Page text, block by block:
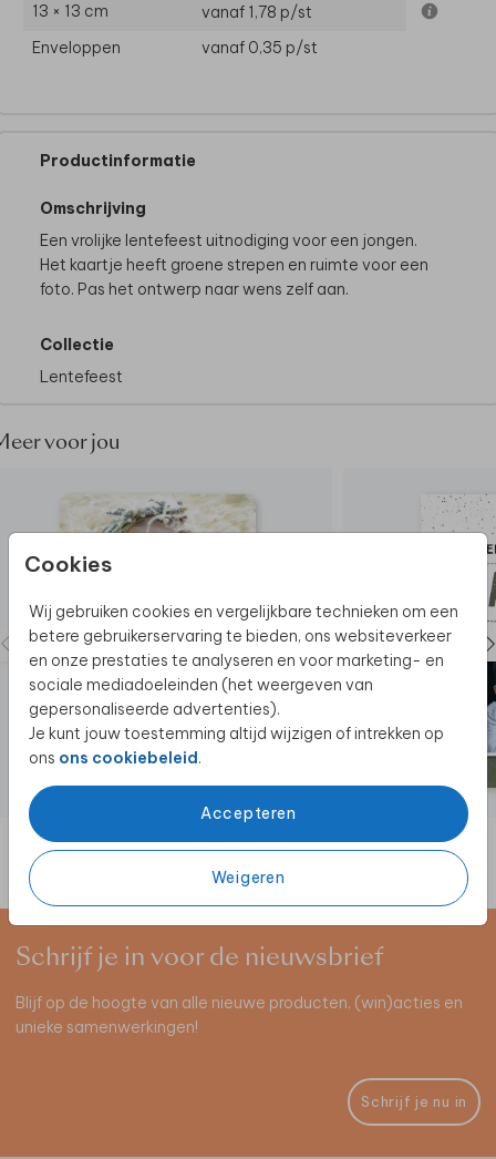
Cookies
Wij gebruiken cookies en vergelijkbare technieken om een
betere gebruikerservaring te bieden, ons websiteverkeer
en onze prestaties te analyseren en voor marketing- en
sociale mediadoeleinden (het weergeven van
gepersonaliseerde advertenties).
Je kunt jouw toestemming altijd wijzigen of intrekken op
ons ons cookiebeleid.
Accepteren
Weigeren
13 × 13 cm
vanaf 1,78 p/st
Enveloppen
vanaf 0,35 p/st
Productinformatie
Omschrijving
Een vrolijke lentefeest uitnodiging voor een jongen.
Het kaartje heeft groene strepen en ruimte voor een
foto. Pas het ontwerp naar wens zelf aan.
Collectie
Lentefeest
voor jou
Schrijf je in voor de nieuwsbrief
Blijf op de hoogte van alle nieuwe producten, (win)acties en
unieke samenwerkingen!
Schrijf je nu in